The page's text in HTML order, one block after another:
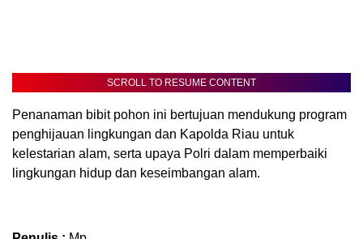
SCROLL TO RESUME CONTENT
Penanaman bibit pohon ini bertujuan mendukung program
penghijauan lingkungan dan Kapolda Riau untuk
kelestarian alam, serta upaya Polri dalam memperbaiki
lingkungan hidup dan keseimbangan alam.